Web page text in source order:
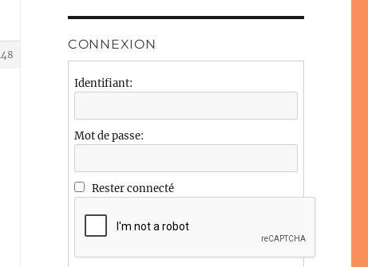
CONNEXION
Identifiant:
Mot de passe:
Rester connecté